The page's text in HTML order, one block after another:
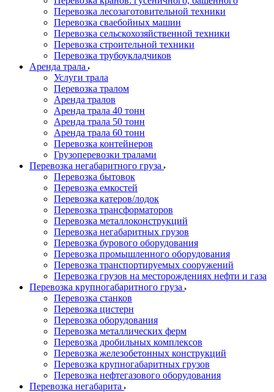
Перевозка лесозаготовительной техники
Перевозка сваебойных машин
Перевозка сельскохозяйственной техники
Перевозка строительной техники
Перевозка трубоукладчиков
Аренда трала
Услуги трала
Перевозка тралом
Аренда тралов
Аренда трала 40 тонн
Аренда трала 50 тонн
Аренда трала 60 тонн
Перевозка контейнеров
Грузоперевозки тралами
Перевозка негабаритного груза
Перевозка бытовок
Перевозка емкостей
Перевозка катеров/лодок
Перевозка трансформаторов
Перевозка металлоконструкций
Перевозка негабаритных грузов
Перевозка бурового оборудования
Перевозка промышленного оборудования
Перевозка транспортируемых сооружений
Перевозка грузов на месторождениях нефти и газа
Перевозка крупногабаритного груза
Перевозка станков
Перевозка цистерн
Перевозка оборудования
Перевозка металлических ферм
Перевозка дробильных комплексов
Перевозка железобетонных конструкций
Перевозка крупногабаритных грузов
Перевозка нефтегазового оборудования
Перевозка негабарита